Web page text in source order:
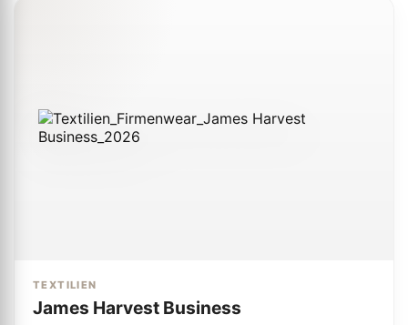
TEXTILIEN
James Harvest Business